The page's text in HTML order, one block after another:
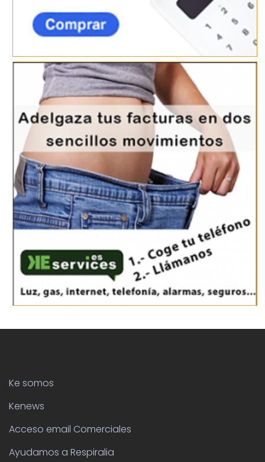
Ke somos
Kenews
Acceso email Comerciales
Ayudamos a Respiralia